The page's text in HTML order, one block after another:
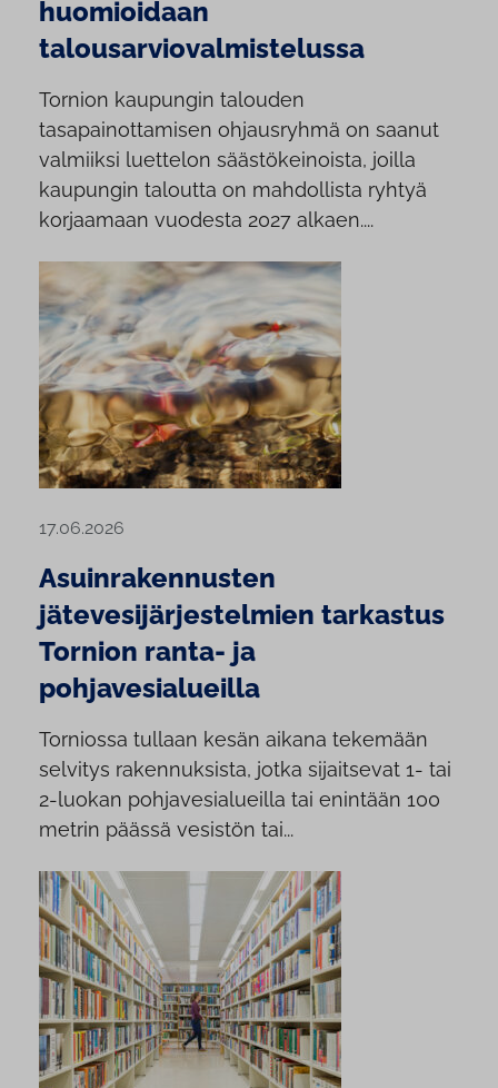
huomioidaan
talousarviovalmistelussa
Tornion kaupungin talouden
tasapainottamisen ohjausryhmä on saanut
valmiiksi luettelon säästökeinoista, joilla
kaupungin taloutta on mahdollista ryhtyä
korjaamaan vuodesta 2027 alkaen....
17.06.2026
Asuinrakennusten
jätevesijärjestelmien tarkastus
Tornion ranta- ja
pohjavesialueilla
Torniossa tullaan kesän aikana tekemään
selvitys rakennuksista, jotka sijaitsevat 1- tai
2-luokan pohjavesialueilla tai enintään 100
metrin päässä vesistön tai...